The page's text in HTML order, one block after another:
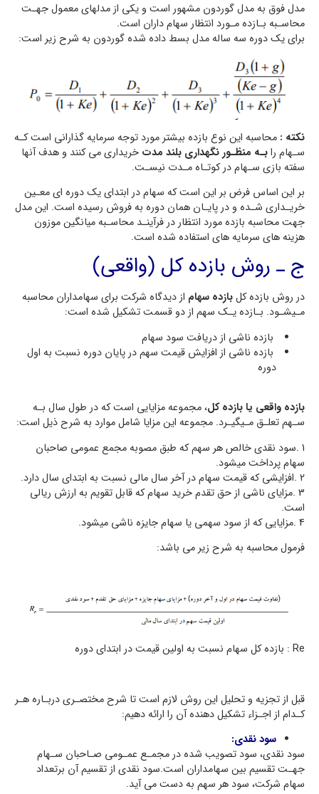
مدل فوق به مدل گوردون مشهور است و یکی از مدلهاي معمول جهـت
محاسـبه بـازده مـورد انتظار سهام داران است.
براي یک دوره سه ساله مدل بسط داده شده گوردون به شرح زیر است:
نکته : محاسبه این نوع بازده بیشتر مورد توجه سرمایه گذارانی است کـه
سـهام رابـه منظـور نگهداري بلند مدت خریداري می کنند و هدف آنها
سفته بازي سـهام در کوتـاه مـدت نیسـت.
بر این اساس فرض بر این است که سهام در ابتداي یک دوره اي معـین
خریـداري شـده و در پایـان همان دوره به فروش رسیده است. این مدل
جهت محاسبه بازده مورد انتظار در فرآینـد محاسـبه میانگین موزون
هزینه هاي سرمایه هاي استفاده شده است.
ج ـ روش بازده کل (واقعی)
در روش بازده کلبازده سهام از دیدگاه شرکت براي سهامداران محاسبه
مـیشـود. بـازده یـک سهم از دو قسمت تشکیل شده است:
بازده ناشی از دریافت سود سهام
بازده ناشی از افزایش قیمت سهم در پایان دوره نسبت به اول
دوره
بازده واقعی یا بازده کل، مجموعه مزایایی است که در طول سال بـه
سـهم تعلـق مـیگیـرد. مجموعه این مزایا شامل موارد به شرح ذیل است:
1 .سود نقدي خالص هر سهم که طبق مصوبه مجمع عمومی صاحبان
سهام پرداخت میشود.
2 .افزایشی که قیمت سهام در آخر سال مالی نسبت به ابتداي سال دارد.
3 .مزایاي ناشی از حق تقدم خرید سهام که قابل تقویم به ارزش ریالی
است.
4 .مزایایی که از سود سهمی یا سهام جایزه ناشی میشود.
فرمول محاسبه به شرح زیر می باشد:
Re : بازده کل سهام نسبت به اولین قیمت در ابتداي دوره
قبل از تجزیه و تحلیل این روش لازم است تا شرح مختصـري دربـاره هـر
کـدام از اجـزاء تشکیل دهنده آن را ارائه دهیم:
سود نقدي:
سود نقدی، سود تصویب شده در مجمـع عمـومی صـاحبان سـهام
جهـت تقسیم بین سهامداران است.سود نقدی از تقسیم آن برتعداد
سهام شرکت، سود هر سهم به دست می آید.